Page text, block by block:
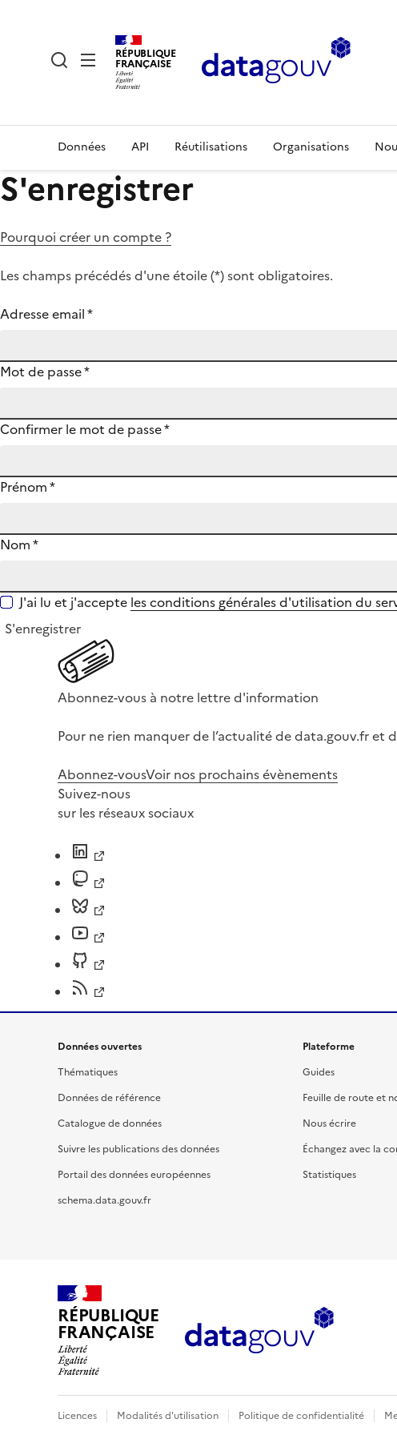
RÉPUBLIQUE
FRANÇAISE
Données API Réutilisations Organisations
S'enregistrer
Pourquoi créer un compte ?
Les champs précédés d'une étoile (*) sont obligatoires.
Adresse email*
Mot de passe*
Confirmer le mot de passe*
Prénom*
Nom*
J'ai lu et j'accepte les conditions générales d'utilisation du
S'enregistrer
Abonnez-vous à notre lettre d'information
Pour ne rien manquer de l’actualité de data.gouv.fr et
Abonnez-vousVoir nos prochains évènements
Suivez-nous
sur les réseaux sociaux
Données ouvertes
Thématiques
Données de référence
Catalogue de données
Suivre les publications des données
Portail des données européennes
schema.data.gouv.fr
Plateforme
Guides
Feuille de route et
Nous écrire
Échangez avec la
Statistiques
RÉPUBLIQUE
FRANÇAISE
Licences Modalités d'utilisation Politique de confidentialité